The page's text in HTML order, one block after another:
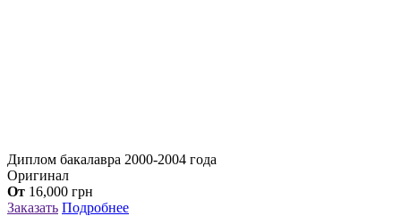
Диплом бакалавра 2000-2004 года
Оригинал
От 16,000 грн
Заказать Подробнее